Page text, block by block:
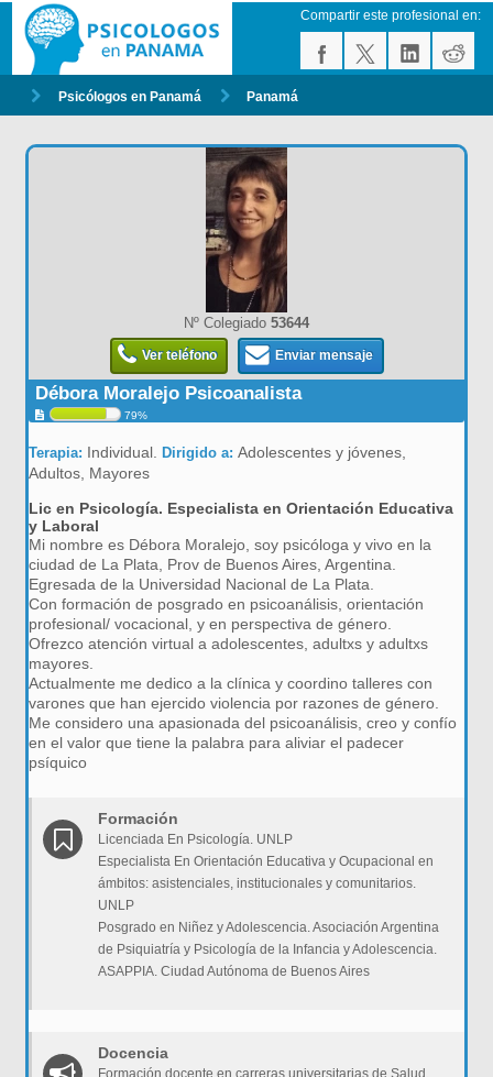
Compartir este profesional en:
Psicólogos en Panamá Panamá
Nº Colegiado 53644
Ver teléfono Enviar mensaje
Débora Moralejo Psicoanalista
79%
Terapia: Individual.Dirigido a:Adolescentes y jóvenes,
Adultos, Mayores
Lic en Psicología. Especialista en Orientación Educativa
y Laboral
Mi nombre es Débora Moralejo, soy psicóloga y vivo en la
ciudad de La Plata, Prov de Buenos Aires, Argentina.
Egresada de la Universidad Nacional de La Plata.
Con formación de posgrado en psicoanálisis, orientación
profesional/ vocacional, y en perspectiva de género.
Ofrezco atención virtual a adolescentes, adultxs y adultxs
mayores.
Actualmente me dedico a la clínica y coordino talleres con
varones que han ejercido violencia por razones de género.
Me considero una apasionada del psicoanálisis, creo y confío
en el valor que tiene la palabra para aliviar el padecer
psíquico
Formación
Licenciada En Psicología. UNLP
Especialista En Orientación Educativa y Ocupacional en
ámbitos: asistenciales, institucionales y comunitarios.
UNLP
Posgrado en Niñez y Adolescencia. Asociación Argentina
de Psiquiatría y Psicología de la Infancia y Adolescencia.
ASAPPIA. Ciudad Autónoma de Buenos Aires
Docencia
Formación docente en carreras universitarias de Salud.